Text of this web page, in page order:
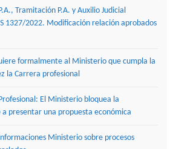
Tramitación P.A. y Auxilio Judicial
1327/2022. Modificación relación aprobados
formalmente al Ministerio que cumpla la
la Carrera profesional
El Ministerio bloquea la
a presentar una propuesta económica
Ministerio sobre procesos